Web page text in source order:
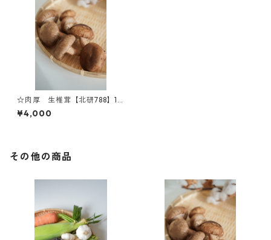
☆肉厚 生椎茸【北研788】1k
g
¥4,000
その他の商品